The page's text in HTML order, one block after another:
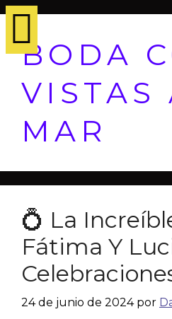
BODA
VISTAS
MAR
💍 La
Fátima Y
24 de junio de 2024 por